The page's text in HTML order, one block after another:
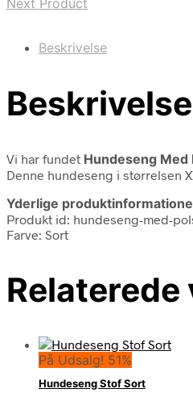
Beskrivelse
Beskrivelse
Vi har fundet Hundeseng
Denne hundeseng i størrelsen
Yderlige
Produkt id: hundeseng-med-
Farve: Sort
Relaterede
På Udsalg! 51%
Hundeseng Stof Sort